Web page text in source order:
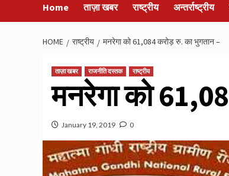
Home ताज़ा खबर राष्ट्रीय अन्तर्राष्ट्रीय
HOME राष्ट्रीय मनरेगा को 61,084 करोड़ रु. का भुगतान –
ताज़ा खबर राजनीति दस्तक राष्ट्रीय
मनरेगा को
January 19, 2019 0